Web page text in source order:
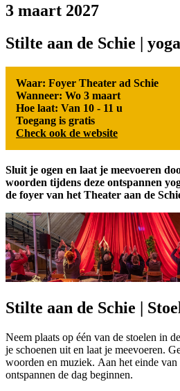
3 maart 2027
Stilte aan de Schie |
Waar: Foyer Theater ad Schie
Wanneer: Wo 3 maart
Hoe laat: Van 10 - 11 u
Toegang is gratis
Check ook de website
Sluit je ogen en laat je meevoeren
woorden tijdens deze ontspannen
de foyer van het Theater aan de
Stilte aan de Schie |
Neem plaats op één van de stoelen in
je schoenen uit en laat je meevoeren.
woorden en muziek. Aan het einde van
ontspannen de dag beginnen.